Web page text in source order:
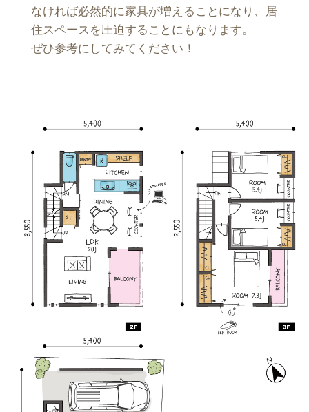
なければ必然的に家具が増えることになり、居
住スペースを圧迫することにもなります。
ぜひ参考にしてみてください！